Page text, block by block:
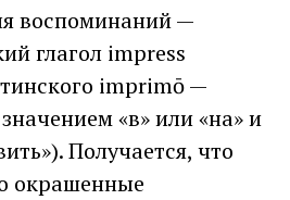
воспоминаний —
глагол impress
imprimō —
«в» или «на» и
Получается, что
окрашенные